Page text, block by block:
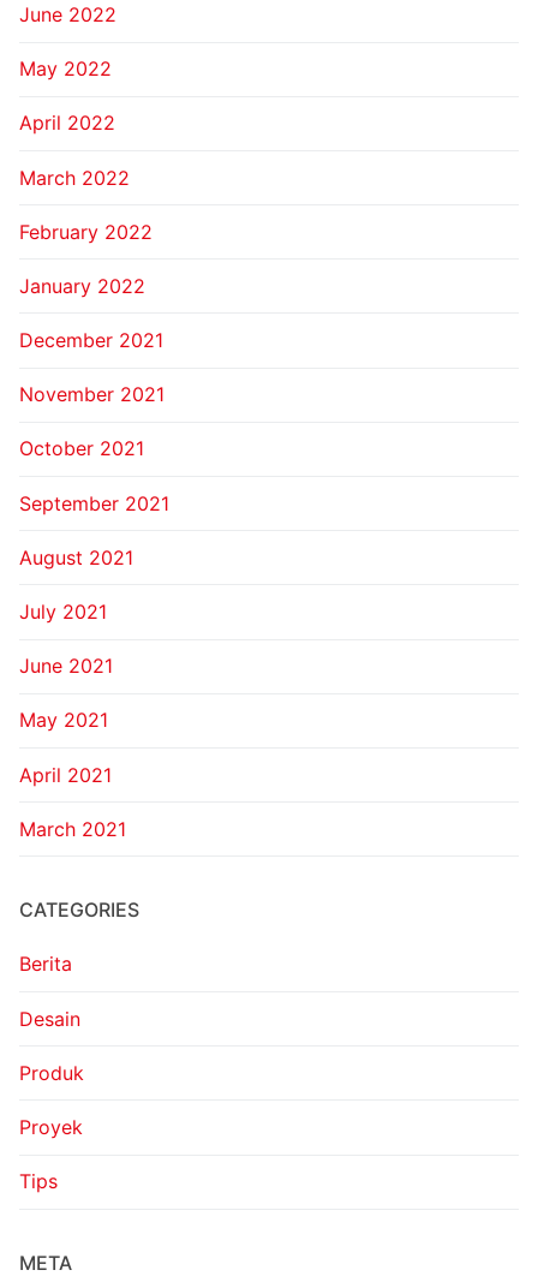
June 2022
May 2022
April 2022
March 2022
February 2022
January 2022
December 2021
November 2021
October 2021
September 2021
August 2021
July 2021
June 2021
May 2021
April 2021
March 2021
CATEGORIES
Berita
Desain
Produk
Proyek
Tips
META